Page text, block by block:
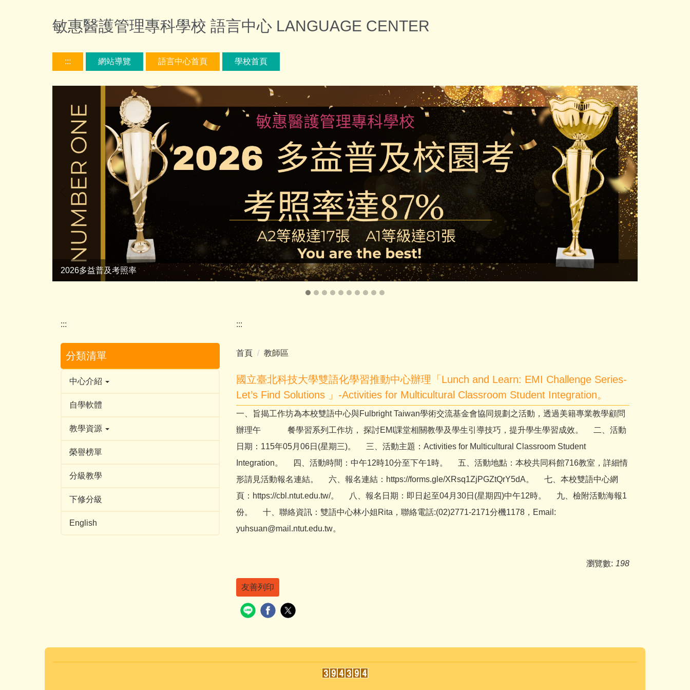
敏惠醫護管理專科學校 語言中心 LANGUAGE CENTER
::: 網站導覽 語言中心首頁 學校首頁
2026多益普及考照率
多益普及88%通過率
:::
分類清單
中心介紹
自學軟體
教學資源
榮譽榜單
分級教學
下修分級
English
:::
首頁 教師區
國立臺北科技大學雙語化學習推動中心辦理「Lunch and Learn: EMI Challenge Series-
Let’s Find Solutions 」-Activities for Multicultural Classroom Student Integration。
一、旨揭工作坊為本校雙語中心與Fulbright Taiwan學術交流基金會協同規劃之活動，透過美籍專業教學顧問
辦理午 餐學習系列工作坊， 探討EMI課堂相關教學及學生引導技巧，提升學生學習成效。 二、活動
日期：115年05月06日(星期三)。 三、活動主題：Activities for Multicultural Classroom Student
Integration。 四、活動時間：中午12時10分至下午1時。 五、活動地點：本校共同科館716教室，詳細情
形請見活動報名連結。 六、報名連結：https://forms.gle/XRsq1ZjPGZtQrY5dA。 七、本校雙語中心網
頁：https://cbl.ntut.edu.tw/。 八、報名日期：即日起至04月30日(星期四)中午12時。 九、檢附活動海報1
份。 十、聯絡資訊：雙語中心林小姐Rita，聯絡電話:(02)2771-2171分機1178，Email:
yuhsuan@mail.ntut.edu.tw。
瀏覽數: 198
友善列印